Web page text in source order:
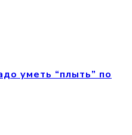
уметь “плыть” по